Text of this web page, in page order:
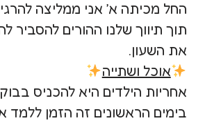
החל מכיתה א׳ אני ממליצה
תוך תיווך שלנו ההורים
את השעון.
אוכל ושתייה
אחריות הילדים היא להכניס
בימים הראשונים זה הזמן ללמד